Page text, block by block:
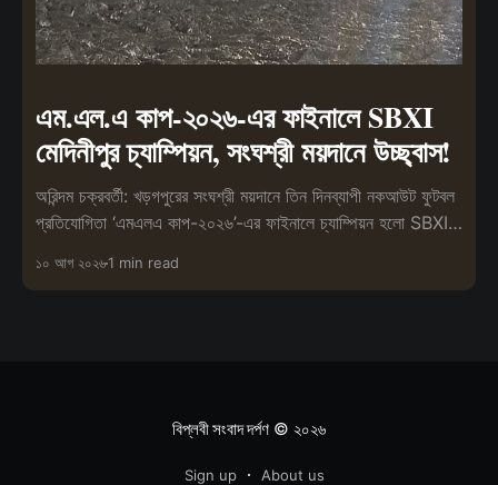
এম.এল.এ কাপ-২০২৬-এর ফাইনালে SBXI
মেদিনীপুর চ্যাম্পিয়ন, সংঘশ্রী ময়দানে উচ্ছ্বাস!
অরিন্দম চক্রবর্তী: খড়গপুরের সংঘশ্রী ময়দানে তিন দিনব্যাপী নকআউট ফুটবল
প্রতিযোগিতা ‘এমএলএ কাপ-২০২৬’-এর ফাইনালে চ্যাম্পিয়ন হলো SBXI
১০ আগ ২০২৬1 min read
বিপ্লবী সংবাদ দর্পণ© ২০২৬
Sign up About us